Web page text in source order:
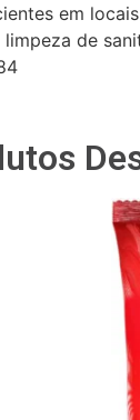
em
de